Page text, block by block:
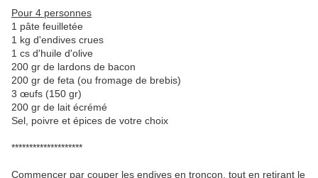
Pour 4 personnes
1 pâte feuilletée
1 kg d'endives crues
1 cs d'huile d'olive
200 gr de lardons de bacon
200 gr de feta (ou fromage de brebis)
3 œufs (150 gr)
200 gr de lait écrémé
Sel, poivre et épices de votre choix
********************
Commencer par couper les endives en tronçon, tout en retirant le